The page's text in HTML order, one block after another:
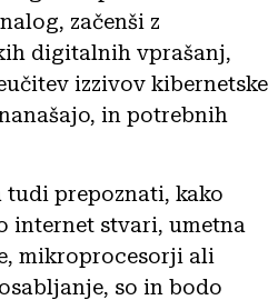
začenši z
digitalnih vprašanj,
izzivov kibernetske
in potrebnih
prepoznati, kako
internet stvari, umetna
mikroprocesorji ali
so in bodo